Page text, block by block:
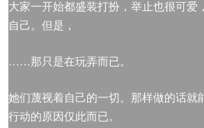
大家一开始都盛装打扮，举止也很可爱
自己。但是，
……那只是在玩弄而已。
她们蔑视着自己的一切。那样做的话就
行动的原因仅此而已。